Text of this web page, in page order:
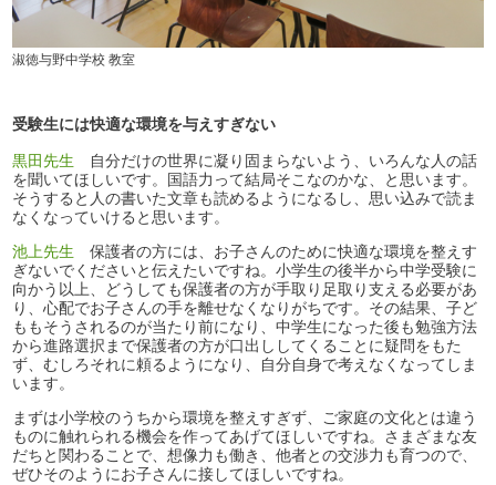
淑徳与野中学校 教室
受験生には快適な環境を与えすぎない
黒田先生 自分だけの世界に凝り固まらないよう、いろんな人の話
を聞いてほしいです。国語力って結局そこなのかな、と思います。
そうすると人の書いた文章も読めるようになるし、思い込みで読ま
なくなっていけると思います。
池上先生 保護者の方には、お子さんのために快適な環境を整えす
ぎないでくださいと伝えたいですね。小学生の後半から中学受験に
向かう以上、どうしても保護者の方が手取り足取り支える必要があ
り、心配でお子さんの手を離せなくなりがちです。その結果、子ど
ももそうされるのが当たり前になり、中学生になった後も勉強方法
から進路選択まで保護者の方が口出ししてくることに疑問をもた
ず、むしろそれに頼るようになり、自分自身で考えなくなってしま
います。
まずは小学校のうちから環境を整えすぎず、ご家庭の文化とは違う
ものに触れられる機会を作ってあげてほしいですね。さまざまな友
だちと関わることで、想像力も働き、他者との交渉力も育つので、
ぜひそのようにお子さんに接してほしいですね。